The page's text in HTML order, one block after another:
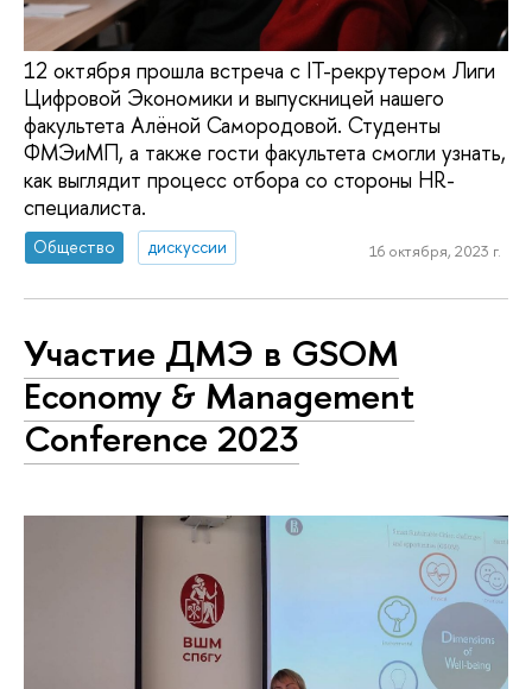
12 октября прошла встреча с IT-рекрутером Лиги
Цифровой Экономики и выпускницей нашего
факультета Алёной Самородовой. Студенты
ФМЭиМП, а также гости факультета смогли узнать,
как выглядит процесс отбора со стороны HR-
специалиста.
Общество дискуссии 16 октября, 2023 г.
Участие ДМЭ в GSOM
Economy & Management
Conference 2023